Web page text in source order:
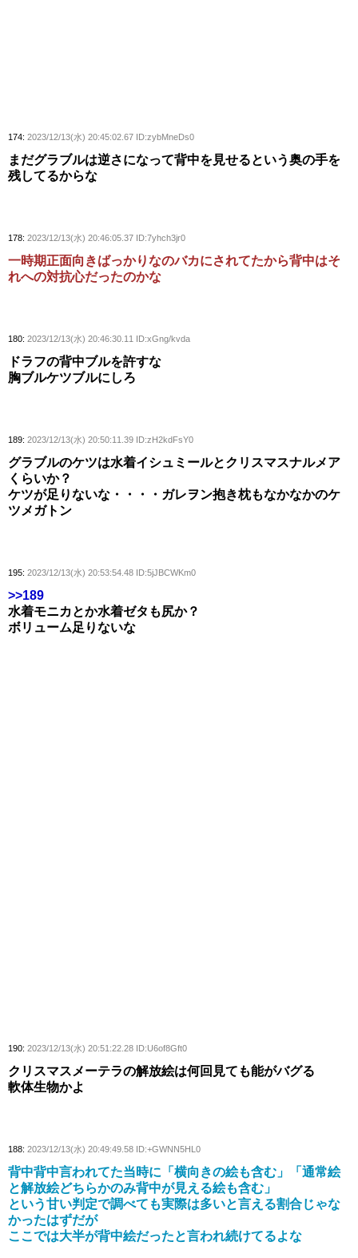
174: 2023/12/13(水) 20:45:02.67 ID:zybMneDs0
まだグラブルは逆さになって背中を見せるという奥の手を
残してるからな
178: 2023/12/13(水) 20:46:05.37 ID:7yhch3jr0
一時期正面向きばっかりなのバカにされてたから背中はそ
れへの対抗心だったのかな
180: 2023/12/13(水) 20:46:30.11 ID:xGng/kvda
ドラフの背中ブルを許すな
胸ブルケツブルにしろ
189: 2023/12/13(水) 20:50:11.39 ID:zH2kdFsY0
グラブルのケツは水着イシュミールとクリスマスナルメア
くらいか？
ケツが足りないな・・・・ガレヲン抱き枕もなかなかのケ
ツメガトン
195: 2023/12/13(水) 20:53:54.48 ID:5jJBCWKm0
>>189
水着モニカとか水着ゼタも尻か？
ボリューム足りないな
190: 2023/12/13(水) 20:51:22.28 ID:U6of8Gft0
クリスマスメーテラの解放絵は何回見ても能がバグる
軟体生物かよ
188: 2023/12/13(水) 20:49:49.58 ID:+GWNN5HL0
背中背中言われてた当時に「横向きの絵も含む」「通常絵
と解放絵どちらかのみ背中が見える絵も含む」
という甘い判定で調べても実際は多いと言える割合じゃな
かったはずだが
ここでは大半が背中絵だったと言われ続けてるよな